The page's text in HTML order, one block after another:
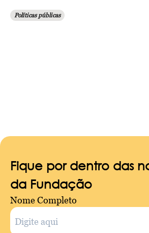
Políticas públicas
Fique por dentro das
da Fundação
Nome Completo